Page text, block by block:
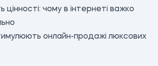
чому в інтернеті важко
онлайн-продажі люксових